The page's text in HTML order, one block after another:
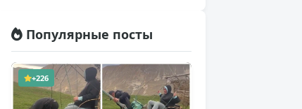
Популярные посты
+226